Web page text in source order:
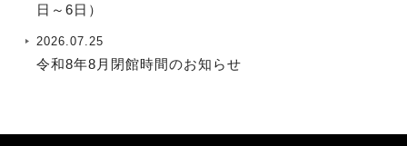
日～6日）
2026.07.25
令和8年8月閉館時間のお知らせ